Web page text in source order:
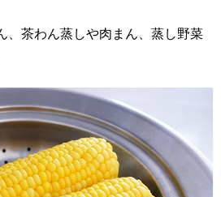
、茶わん蒸しや肉まん、蒸し野菜